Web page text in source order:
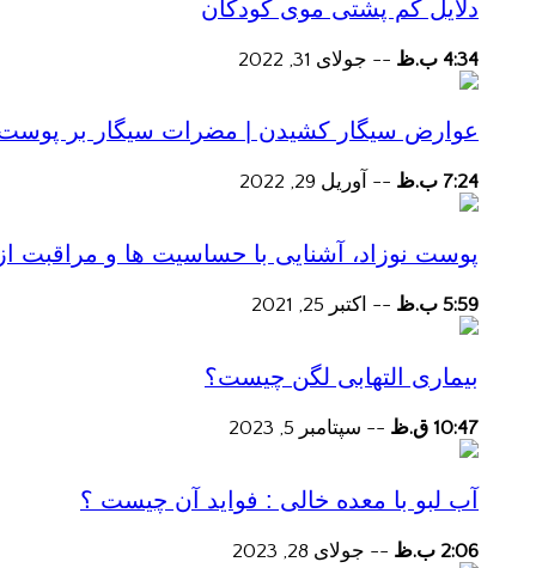
دلایل کم پشتی موی کودکان
4:34 ب.ظ -- جولای 31, 2022
عوارض سیگار کشیدن | مضرات سیگار بر پوست
7:24 ب.ظ -- آوریل 29, 2022
پوست نوزاد، آشنایی با حساسیت ها و مراقبت
5:59 ب.ظ -- اکتبر 25, 2021
بیماری التهابی لگن چیست؟
10:47 ق.ظ -- سپتامبر 5, 2023
آب لبو با معده خالی : فواید آن چیست ؟
2:06 ب.ظ -- جولای 28, 2023